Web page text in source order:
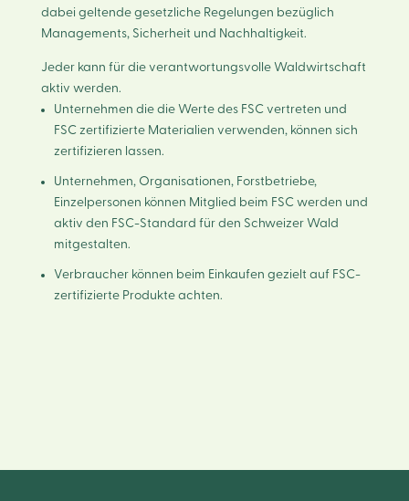
dabei geltende gesetzliche Regelungen bezüglich
Managements, Sicherheit und Nachhaltigkeit.
Jeder kann für die verantwortungsvolle Waldwirtschaft
aktiv werden.
Unternehmen die die Werte des FSC vertreten und
FSC zertifizierte Materialien verwenden, können sich
zertifizieren lassen.
Unternehmen, Organisationen, Forstbetriebe,
Einzelpersonen können Mitglied beim FSC werden und
aktiv den FSC-Standard für den Schweizer Wald
mitgestalten.
Verbraucher können beim Einkaufen gezielt auf FSC-
zertifizierte Produkte achten.